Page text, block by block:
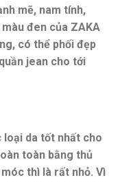
mẽ, nam tính,
đen của ZAKA
có thể phối đẹp
jean cho tới
da tốt nhất cho
toàn bằng thủ
thì là rất nhỏ. Vì